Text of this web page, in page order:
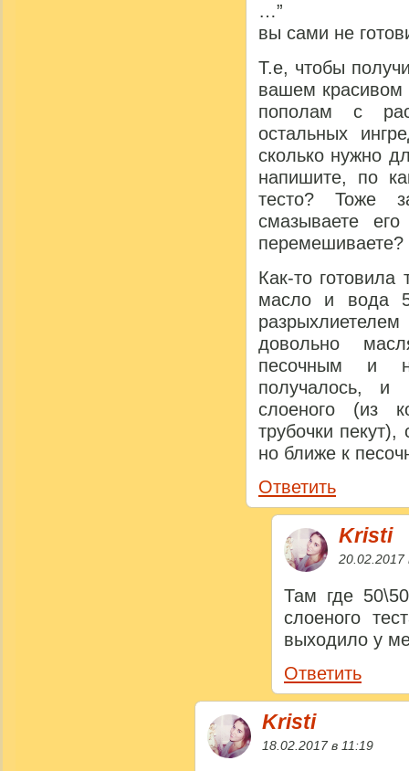
…”
вы сами не
Т.е, чтобы
вашем красивом
пополам с
остальных
сколько нужно
напишите, по
тесто? Тоже
смазываете
перемешиваете?
Как-то готовила
масло и вода
довольно
песочным и
получалось,
слоеного (из
трубочки пекут),
но ближе к
Ответить
Kristi
20.02.2017
Там где
слоеного
выходило у
Ответить
Kristi
18.02.2017 в 11:19